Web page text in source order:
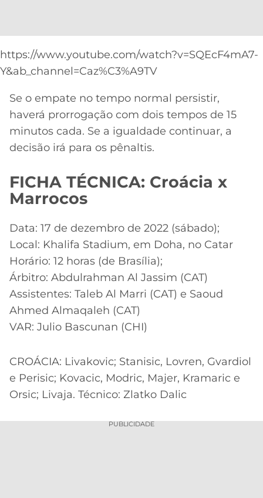
https://www.youtube.com/watch?v=SQEcF4mA7-
Y&ab_channel=Caz%C3%A9TV
Se o empate no tempo normal persistir,
haverá prorrogação com dois tempos de 15
minutos cada. Se a igualdade continuar, a
decisão irá para os pênaltis.
FICHA TÉCNICA: Croácia x
Marrocos
Data: 17 de dezembro de 2022 (sábado);
Local: Khalifa Stadium, em Doha, no Catar
Horário: 12 horas (de Brasília);
Árbitro: Abdulrahman Al Jassim (CAT)
Assistentes: Taleb Al Marri (CAT) e Saoud
Ahmed Almaqaleh (CAT)
VAR: Julio Bascunan (CHI)
CROÁCIA: Livakovic; Stanisic, Lovren, Gvardiol
e Perisic; Kovacic, Modric, Majer, Kramaric e
Orsic; Livaja. Técnico: Zlatko Dalic
PUBLICIDADE